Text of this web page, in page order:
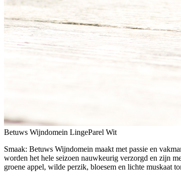
Betuws Wijndomein LingeParel Wit
Smaak: Betuws Wijndomein maakt met passie en
worden het hele seizoen nauwkeurig verzorgd en zijn
groene appel, wilde perzik, bloesem en lichte muskaat